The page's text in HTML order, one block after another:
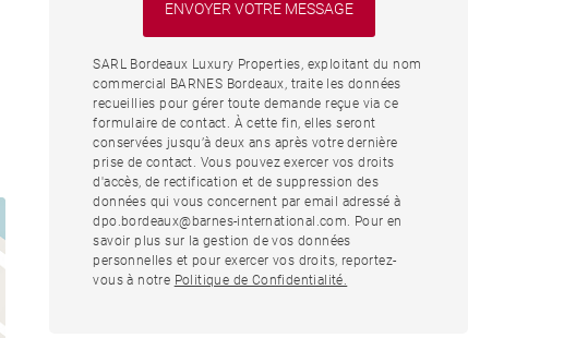
SARL Bordeaux Luxury Properties, exploitant du nom
commercial BARNES Bordeaux, traite les données
recueillies pour gérer toute demande reçue via ce
formulaire de contact. À cette fin, elles seront
conservées jusqu’à deux ans après votre dernière
prise de contact. Vous pouvez exercer vos droits
d'accès, de rectification et de suppression des
données qui vous concernent par email adressé à
dpo.bordeaux@barnes-international.com. Pour en
savoir plus sur la gestion de vos données
personnelles et pour exercer vos droits, reportez-
vous à notre Politique de Confidentialité.